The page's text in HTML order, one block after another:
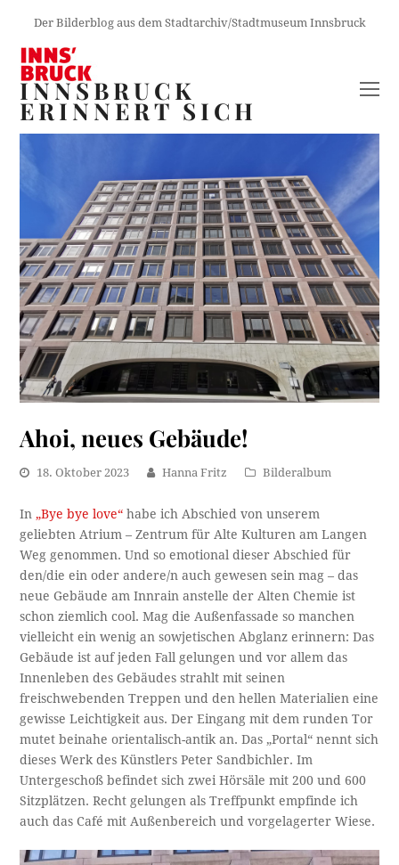
Der Bilderblog aus dem Stadtarchiv/Stadtmuseum Innsbruck
INNSBRUCK
ERINNERT SICH
Ahoi, neues Gebäude!
18. Oktober 2023 Hanna Fritz Bilderalbum
In„Bye bye love“ habe ich Abschied von unserem
geliebten Atrium – Zentrum für Alte Kulturen am Langen
Weg genommen. Und so emotional dieser Abschied für
den/die ein oder andere/n auch gewesen sein mag – das
neue Gebäude am Innrain anstelle der Alten Chemie ist
schon ziemlich cool. Mag die Außenfassade so manchen
vielleicht ein wenig an sowjetischen Abglanz erinnern: Das
Gebäude ist auf jeden Fall gelungen und vor allem das
Innenleben des Gebäudes strahlt mit seinen
freischwebenden Treppen und den hellen Materialien eine
gewisse Leichtigkeit aus. Der Eingang mit dem runden Tor
mutet beinahe orientalisch-antik an. Das „Portal“ nennt sich
dieses Werk des Künstlers Peter Sandbichler. Im
Untergeschoß befindet sich zwei Hörsäle mit 200 und 600
Sitzplätzen. Recht gelungen als Treffpunkt empfinde ich
auch das Café mit Außenbereich und vorgelagerter Wiese.